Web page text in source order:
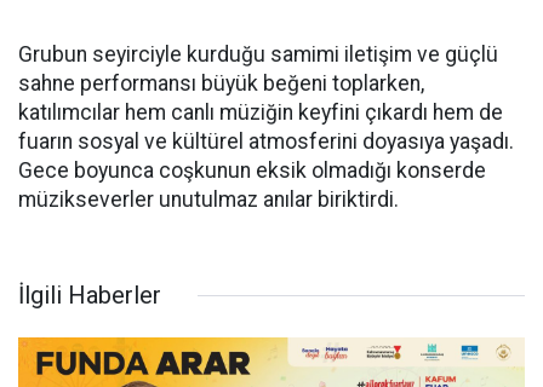
Grubun seyirciyle kurduğu samimi iletişim ve güçlü
sahne performansı büyük beğeni toplarken,
katılımcılar hem canlı müziğin keyfini çıkardı hem de
fuarın sosyal ve kültürel atmosferini doyasıya yaşadı.
Gece boyunca coşkunun eksik olmadığı konserde
müzikseverler unutulmaz anılar biriktirdi.
İlgili Haberler